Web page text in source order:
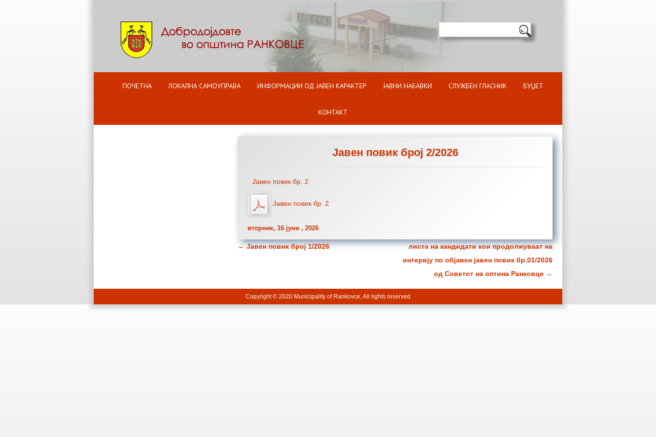
ПОЧЕТНА ЛОКАЛНА САМОУПРАВА ИНФОРМАЦИИ ОД ЈАВЕН КАРАКТЕР ЈАВНИ НАБАВКИ СЛУЖБЕН ГЛАСНИК БУЏЕТ
КОНТАКТ
Јавен повик број 2/2026
Јавен повик бр. 2
Јавен повик бр. 2
вторник, 16 јуни , 2026
←Јавен повик број 1/2026
листа на кандидати кои продолжуваат на
интервју по објавен јавен повик бр.01/2026
од Советот на оптина Ранковце →
Copyright © 2020 Municipality of Rankovce, All rights reserved